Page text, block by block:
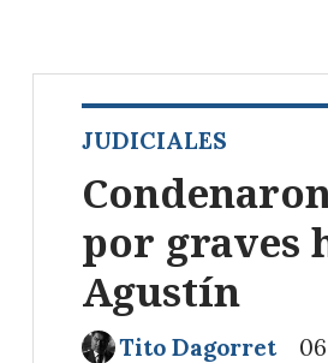
por graves
Agustín
JUDICIALES
Tito Dagorret